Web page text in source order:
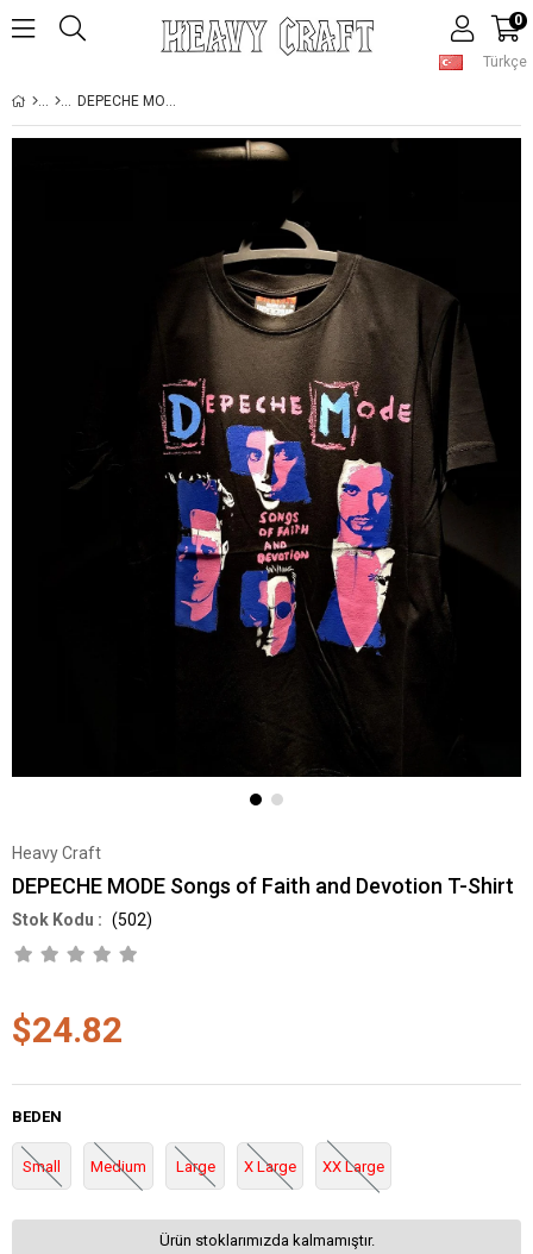
Türkçe
0
DEPECHE MODE SONGS OF FAITH AND DEVOTION T-SHIRT
Heavy Craft
DEPECHE MODE Songs of Faith and Devotion T-Shirt
(502)
$24.82
BEDEN
Small Medium Large X Large XX Large
Ürün stoklarımızda kalmamıştır.